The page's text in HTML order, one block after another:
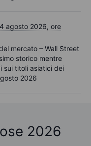
agosto 2026, ore
mercato – Wall Street
storico mentre
sui titoli asiatici dei
2026
2026